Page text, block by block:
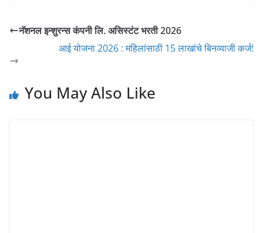
नॅशनल इन्शुरन्स कंपनी लि. असिस्टंट भरती 2026
आई योजना 2026 : महिलांसाठी 15 लाखांचे बिनव्याजी कर्ज!
You May Also Like